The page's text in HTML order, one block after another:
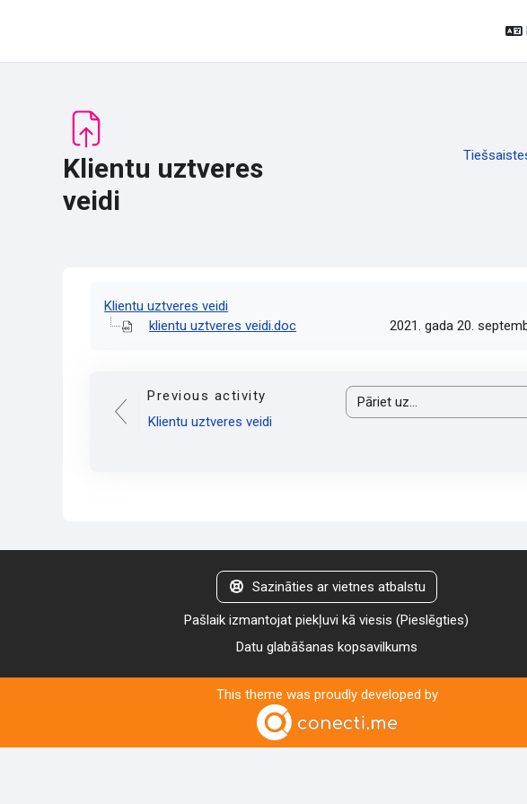
Klientu uztveres
veidi
Klientu uztveres veidi
klientu uztveres veidi.doc
2021. gada 20.
Previous activity
Klientu uztveres veidi
Pāriet uz...
Sazināties ar vietnes atbalstu
Pašlaik izmantojat piekļuvi kā viesis (Pieslēgties)
Datu glabāšanas kopsavilkums
This theme was proudly developed by